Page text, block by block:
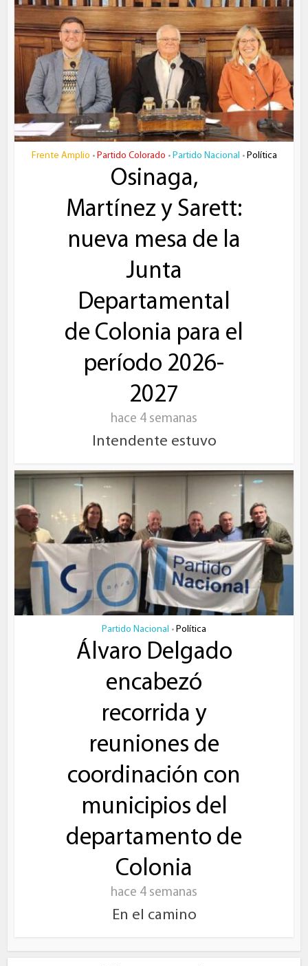
Frente Amplio • Partido Colorado • Partido Nacional • Política
Osinaga,
Martínez y Sarett:
nueva mesa de la
Junta
Departamental
de Colonia para el
período 2026-
2027
hace 4 semanas
Intendente estuvo
Partido Nacional • Política
Álvaro Delgado
encabezó
recorrida y
reuniones de
coordinación con
municipios del
departamento de
Colonia
hace 4 semanas
En el camino